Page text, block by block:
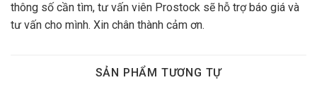
thông số cần tìm, tư vấn viên Prostock sẽ hỗ trợ báo giá và
tư vấn cho mình. Xin chân thành cảm ơn.
SẢN PHẨM TƯƠNG TỰ